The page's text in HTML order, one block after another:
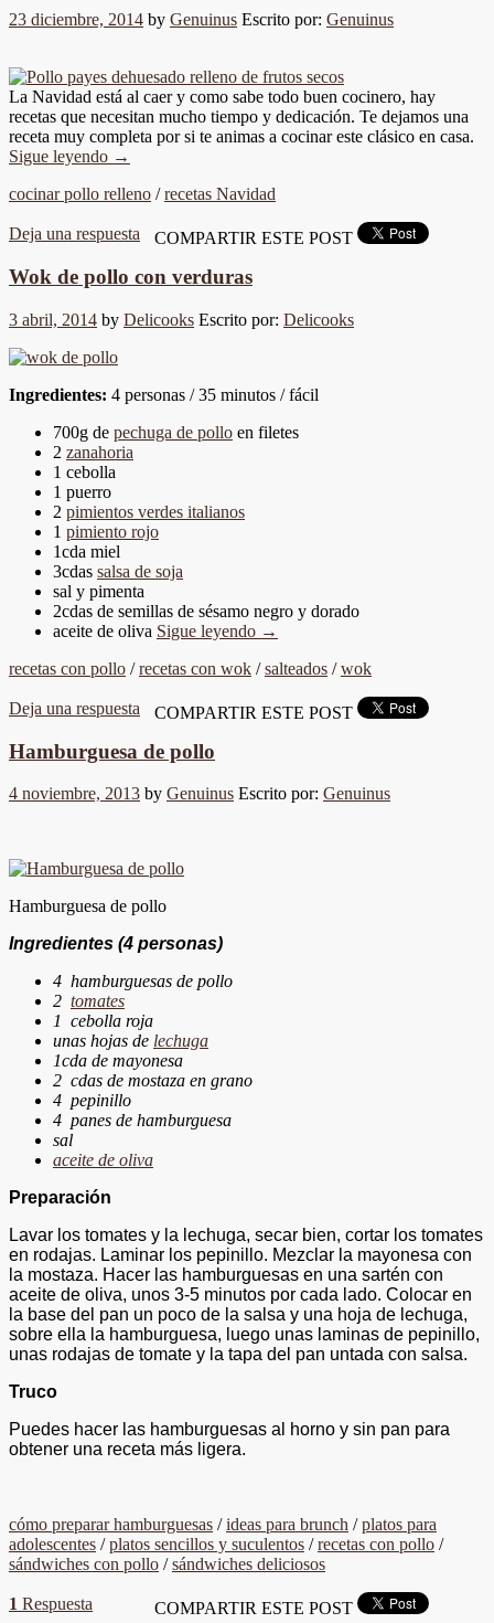
23 diciembre, 2014 by Genuinus Escrito por: Genuinus
La Navidad está al caer y como sabe todo buen cocinero, hay
recetas que necesitan mucho tiempo y dedicación. Te dejamos una
receta muy completa por si te animas a cocinar este clásico en casa.
Sigue leyendo →
cocinar pollo relleno /recetas Navidad
Deja una respuesta COMPARTIR ESTE POST
Wok de pollo con verduras
3 abril, 2014 by Delicooks Escrito por: Delicooks
Ingredientes: 4 personas / 35 minutos / fácil
700g de pechuga de pollo en filetes
2 zanahoria
1 cebolla
1 puerro
2 pimientos verdes italianos
1 pimiento rojo
1cda miel
3cdas salsa de soja
sal y pimenta
2cdas de semillas de sésamo negro y dorado
aceite de oliva Sigue leyendo →
recetas con pollo /recetas con wok /salteados /wok
Deja una respuesta COMPARTIR ESTE POST
Hamburguesa de pollo
4 noviembre, 2013 by Genuinus Escrito por: Genuinus
Hamburguesa de pollo
Ingredientes (4 personas)
4 hamburguesas de pollo
2 tomates
1 cebolla roja
unas hojas de lechuga
1cda de mayonesa
2 cdas de mostaza en grano
4 pepinillo
4 panes de hamburguesa
sal
aceite de oliva
Preparación
Lavar los tomates y la lechuga, secar bien, cortar los tomates
en rodajas. Laminar los pepinillo. Mezclar la mayonesa con
la mostaza. Hacer las hamburguesas en una sartén con
aceite de oliva, unos 3-5 minutos por cada lado. Colocar en
la base del pan un poco de la salsa y una hoja de lechuga,
sobre ella la hamburguesa, luego unas laminas de pepinillo,
unas rodajas de tomate y la tapa del pan untada con salsa.
Truco
Puedes hacer las hamburguesas al horno y sin pan para
obtener una receta más ligera.
cómo preparar hamburguesas /ideas para brunch /platos para
adolescentes /platos sencillos y suculentos /recetas con pollo /
sándwiches con pollo /sándwiches deliciosos
1 Respuesta COMPARTIR ESTE POST